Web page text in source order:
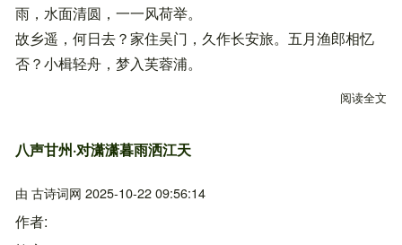
雨，水面清圆，一一风荷举。
故乡遥，何日去？家住吴门，久作长安旅。五月渔郎相忆
否？小楫轻舟，梦入芙蓉浦。
阅读全文
八声甘州·对潇潇暮雨洒江天
由 古诗词网 2025-10-22 09:56:14
作者